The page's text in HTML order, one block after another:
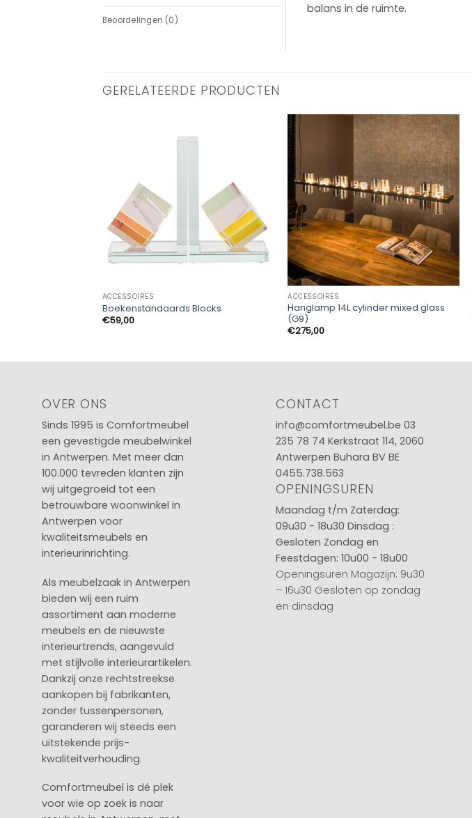
Beoordelingen (0)
balans in de ruimte.
GERELATEERDE PRODUCTEN
ACCESSOIRES
Boekenstandaards Blocks
€59,00
ACCESSOIRES
Hanglamp 14L cylinder mixed glass
(G9)
€275,00
OVER ONS
Sinds 1995 is Comfortmeubel
een gevestigde meubelwinkel
in Antwerpen. Met meer dan
100.000 tevreden klanten zijn
wij uitgegroeid tot een
betrouwbare woonwinkel in
Antwerpen voor
kwaliteitsmeubels en
interieurinrichting.
Als meubelzaak in Antwerpen
bieden wij een ruim
assortiment aan moderne
meubels en de nieuwste
interieurtrends, aangevuld
met stijlvolle interieurartikelen.
Dankzij onze rechtstreekse
aankopen bij fabrikanten,
zonder tussenpersonen,
garanderen wij steeds een
uitstekende prijs-
kwaliteitverhouding.
Comfortmeubel is dé plek
voor wie op zoek is naar
CONTACT
info@comfortmeubel.be 03
235 78 74 Kerkstraat 114, 2060
Antwerpen Buhara BV BE
0455.738.563
OPENINGSUREN
Maandag t/m Zaterdag:
09u30 - 18u30 Dinsdag :
Gesloten Zondag en
Feestdagen: 10u00 - 18u00
Openingsuren Magazijn: 9u30
– 16u30 Gesloten op zondag
en dinsdag